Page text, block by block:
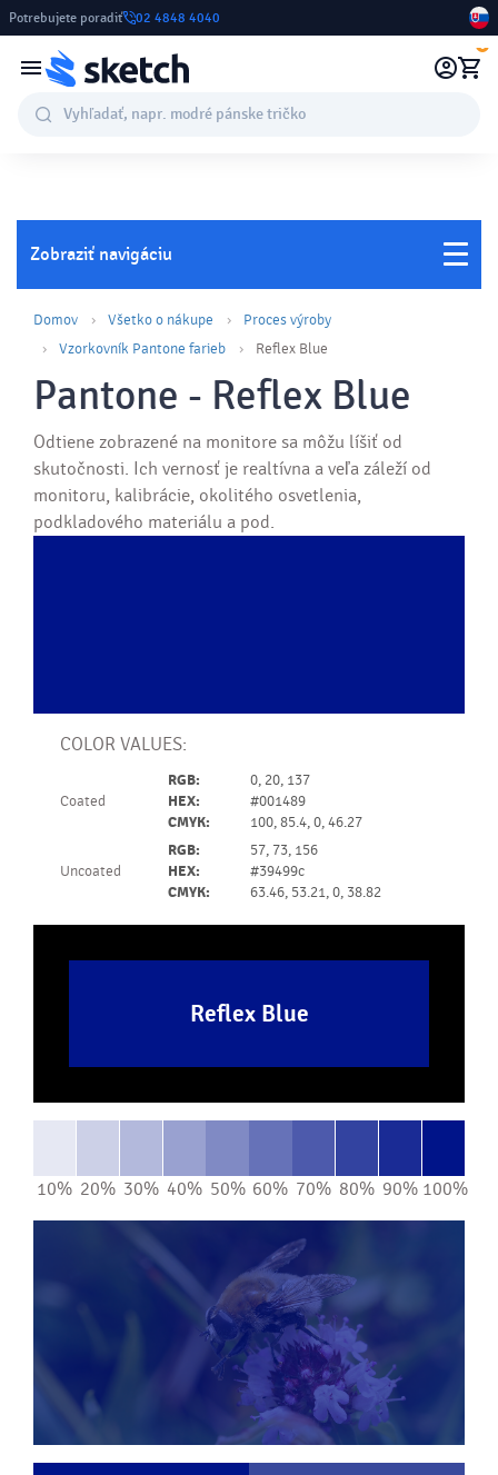
Potrebujete poradiť 02 4848 4040
0
Zobraziť navigáciu
Domov Všetko o nákupe
Proces výroby
Vzorkovník Pantone farieb
Reflex Blue
Pantone - Reflex Blue
Odtiene zobrazené na monitore sa môžu líšiť od
skutočnosti. Ich vernosť je realtívna a veľa záleží od
monitoru, kalibrácie, okolitého osvetlenia,
podkladového materiálu a pod.
COLOR VALUES:
Coated
RGB:
HEX:
CMYK:
0, 20, 137
#001489
100, 85.4, 0, 46.27
Uncoated
RGB:
HEX:
CMYK:
57, 73, 156
#39499c
63.46, 53.21, 0, 38.82
Reflex Blue
10% 20% 30% 40% 50% 60% 70% 80% 90% 100%